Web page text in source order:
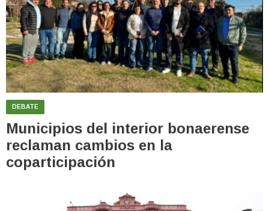
DEBATE
Municipios del interior bonaerense
reclaman cambios en la
coparticipación